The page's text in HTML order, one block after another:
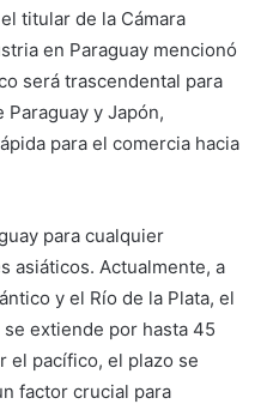
titular de la Cámara
en Paraguay mencionó
será trascendental para
y Japón,
para el comercia hacia
para cualquier
asiáticos. Actualmente, a
y el Río de la Plata, el
extiende por hasta 45
el pacífico, el plazo se
factor crucial para